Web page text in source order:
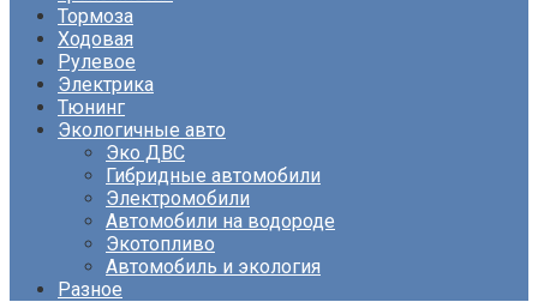
Тормоза
Ходовая
Рулевое
Электрика
Тюнинг
Экологичные авто
Эко ДВС
Гибридные автомобили
Электромобили
Автомобили на водороде
Экотопливо
Автомобиль и экология
Разное